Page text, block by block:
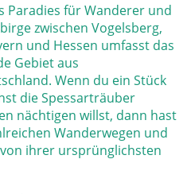
Paradies für Wanderer und
zwischen Vogelsberg,
und Hessen umfasst das
Gebiet aus
Wenn du ein Stück
die Spessarträuber
nächtigen willst, dann hast
Wanderwegen und
ihrer ursprünglichsten